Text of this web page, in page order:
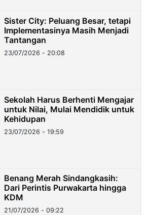
Sister City: Peluang Besar, tetapi
Implementasinya Masih Menjadi
Tantangan
23/07/2026 - 20:08
Sekolah Harus Berhenti Mengajar
untuk Nilai, Mulai Mendidik untuk
Kehidupan
23/07/2026 - 19:59
Benang Merah Sindangkasih:
Dari Perintis Purwakarta hingga
KDM
21/07/2026 - 09:22